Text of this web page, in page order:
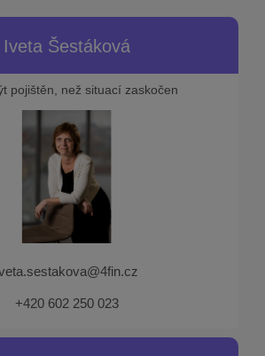
Iveta Šestáková
pojištěn, než situací zaskočen
+420 602 250 023